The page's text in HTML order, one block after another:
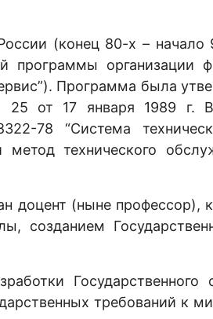
(конец 80-х –
программы
Программа была
от 17 января 1989 г.
78 “Система
метод технического
(ныне профессор),
Государственного
требований к